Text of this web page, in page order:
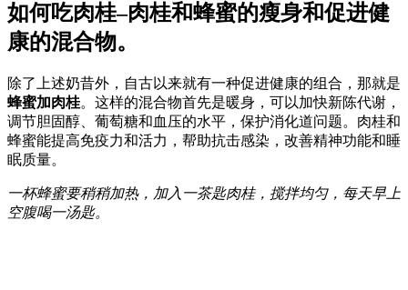
如何吃肉桂–肉桂和蜂蜜的瘦身和促进健
康的混合物。
除了上述奶昔外，自古以来就有一种促进健康的组合，那就是
蜂蜜加肉桂。这样的混合物首先是暖身，可以加快新陈代谢，
调节胆固醇、葡萄糖和血压的水平，保护消化道问题。肉桂和
蜂蜜能提高免疫力和活力，帮助抗击感染，改善精神功能和睡
眠质量。
一杯蜂蜜要稍稍加热，加入一茶匙肉桂，搅拌均匀，每天早上
空腹喝一汤匙。